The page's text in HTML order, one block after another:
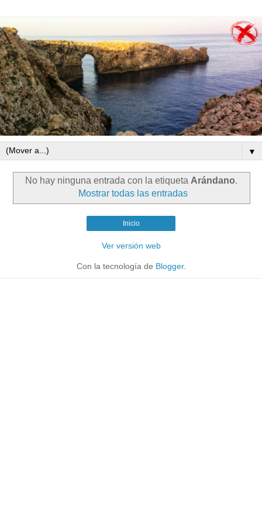
▼
No hay ninguna entrada con la etiqueta Arándano.
Mostrar todas las entradas
Inicio
Ver versión web
Con la tecnología de Blogger.